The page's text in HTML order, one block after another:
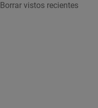
Borrar vistos recientes